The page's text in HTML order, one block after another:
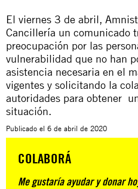
El viernes 3 de abril,
Cancillería un comunicado
preocupación por las
vulnerabilidad que no han
asistencia necesaria en el
vigentes y solicitando la
autoridades para obtener
situación.
Publicado el 6 de abril de 2020
COLABORÁ
Me gustaría ayudar y donar